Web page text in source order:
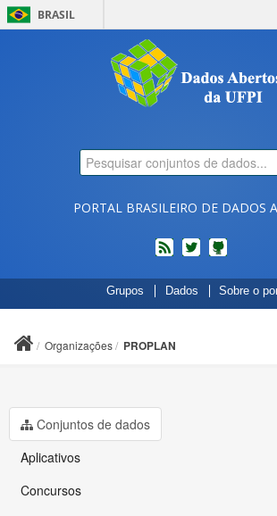
BRASIL
PORTAL BRASILEIRO DE DADOS
feed twitterCódigos
fonte
de
Grupos Dados Sobre o
Organizações PROPLAN
Conjuntos de dados
Aplicativos
Concursos